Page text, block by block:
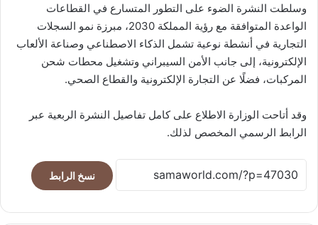
وسلطت النشرة الضوء على التطور المتسارع في القطاعات
الواعدة المتوافقة مع رؤية المملكة 2030، مبرزة نمو السجلات
التجارية في أنشطة نوعية تشمل الذكاء الاصطناعي وصناعة الألعاب
الإلكترونية، إلى جانب الأمن السيبراني وتشغيل محطات شحن
المركبات، فضلًا عن التجارة الإلكترونية والقطاع الصحي.
وقد أتاحت الوزارة الاطلاع على كامل تفاصيل النشرة الربعية عبر
الرابط الرسمي المخصص لذلك.
نسخ الرابط